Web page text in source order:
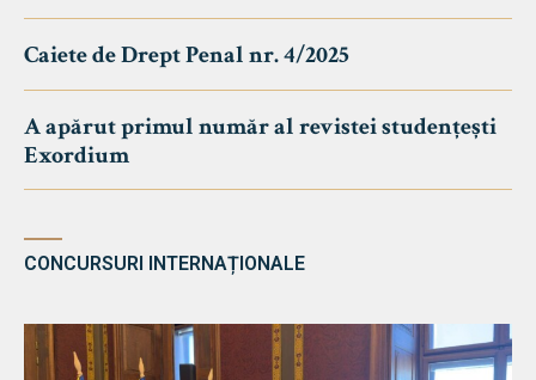
Caiete de Drept Penal nr. 4/2025
A apărut primul număr al revistei studențești
Exordium
CONCURSURI INTERNAȚIONALE